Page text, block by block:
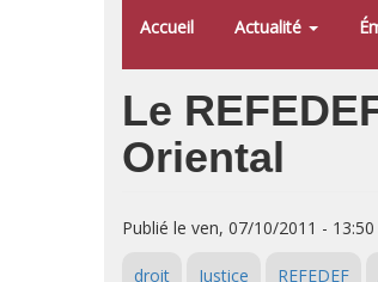
Accueil Actualité
Le
Oriental
Publié le ven, 07/10/2011 -
droit Justice REFEDEF